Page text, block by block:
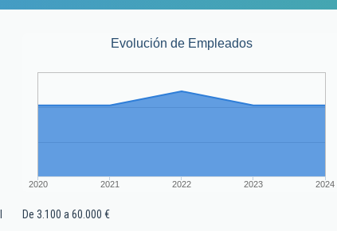
Evolución de Empleados
2020 2021 2022 2023 2024
De 3.100 a 60.000 €